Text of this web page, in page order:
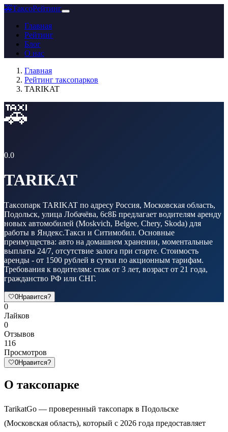
🚕ТаксоРейтинг
Главная
Рейтинг
Блог
О нас
Главная
Рейтинг таксопарков
TARIKAT
🚕
0.0
TARIKAT
Таксопарк TARIKAT по адресу Россия, Московская область,
Подольск, улица Лобачёва, 6с8Б предлагает водителям аренду
новых автомобилей (Moskvich, Belgee, Chery, Skoda) для
работы в Яндекс.Такси и Ситимобил. Основные
преимущества: авто на домашнем хранении, моментальные
выплаты 24/7, отсутствие залога при старте. Стоимость
аренды - от 1500 рублей в сутки по акционным тарифам.
Требования к водителям: стаж от 3 лет, возраст от 21 года,
гражданство РФ или СНГ.
🤍0Нравится?
0
Лайков
0
Отзывов
116
Просмотров
🤍0Нравится?
О таксопарке
TarikatGo — проверенный таксопарк в Подольске
(Московская область), который с 2026 года предоставляет